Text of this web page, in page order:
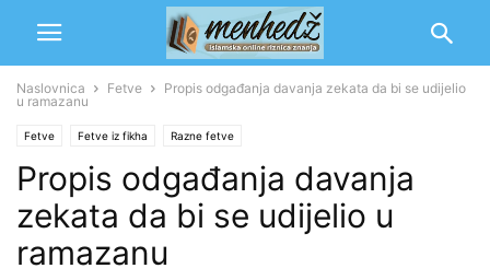
Naslovnica Fetve
Propis odgađanja davanja zekata da bi se udijelio
u ramazanu
Fetve Fetve iz fikha Razne fetve
Propis odgađanja davanja
zekata da bi se udijelio u
ramazanu